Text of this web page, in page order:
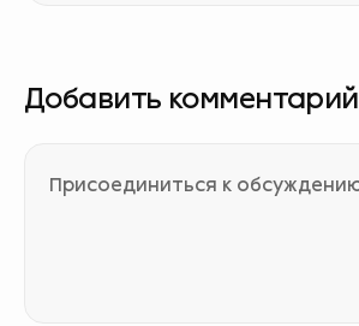
Добавить комментарий